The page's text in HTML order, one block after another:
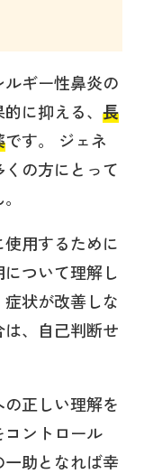
ギー性鼻炎の
に抑える、 長
です。 ジェネ
の方にとって
用するために
ついて理解し
状が改善しな
、自己判断せ
正しい理解を
ントロール
一助となれば幸